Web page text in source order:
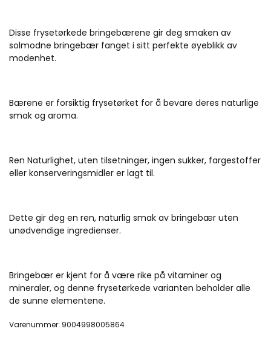
Disse frysetørkede bringebærene gir deg smaken av
solmodne bringebær fanget i sitt perfekte øyeblikk av
modenhet.
Bærene er forsiktig frysetørket for å bevare deres naturlige
smak og aroma.
Ren Naturlighet, uten tilsetninger, ingen sukker, fargestoffer
eller konserveringsmidler er lagt til.
Dette gir deg en ren, naturlig smak av bringebær uten
unødvendige ingredienser.
Bringebær er kjent for å være rike på vitaminer og
mineraler, og denne frysetørkede varianten beholder alle
de sunne elementene.
Varenummer: 9004998005864